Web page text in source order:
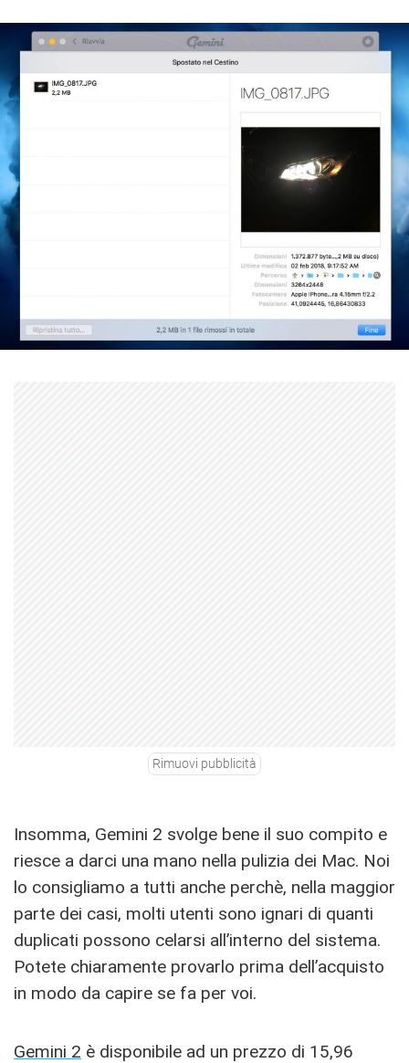
Rimuovi pubblicità
Insomma, Gemini 2 svolge bene il suo compito e
riesce a darci una mano nella pulizia dei Mac. Noi
lo consigliamo a tutti anche perchè, nella maggior
parte dei casi, molti utenti sono ignari di quanti
duplicati possono celarsi all’interno del sistema.
Potete chiaramente provarlo prima dell’acquisto
in modo da capire se fa per voi.
Gemini 2 è disponibile ad un prezzo di 15,96